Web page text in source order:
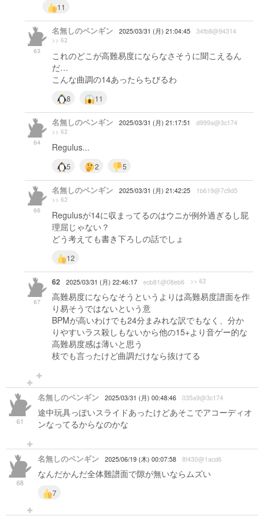
11
63
名無しのペンギン 2025/03/31 (月) 21:04:45 34fb8@94314
>> 62
これのどこが高難易度にならなさそうに聞こえるん
だ…
こんな曲調の14あったらちびるわ
8 11
64
名無しのペンギン 2025/03/31 (月) 21:17:51 d999a@3c174
>> 62
Regulus...
5 2 5
66
名無しのペンギン 2025/03/31 (月) 21:42:25 1b619@7c9d5
>> 62
Regulusが14に収まってるのはウニが例外過ぎるし屁
理屈じゃない？
どう考えても書き下ろしの話でしょ
12
67
62 2025/03/31 (月) 22:46:17 ecb81@08eb6 >> 62
高難易度にならなそうというよりは高難易度譜面を作
り易そうではないという意
BPMが高いわけでも24分まみれな訳でもなく、分か
りやすいラス殺しもないから他の15+より音ゲー的な
高難易度感は薄いと思う
枝でも言ったけど曲調だけなら抜けてる
61
名無しのペンギン 2025/03/31 (月) 00:48:46 035a9@3c174
途中玩具っぽいスライドあったけどあそこでアコーディオ
ンなってるからなのかな
68
名無しのペンギン 2025/06/19 (木) 00:07:58 8f430@1acd6
なんだかんだ全体難譜面で隙が無いならムズい
7